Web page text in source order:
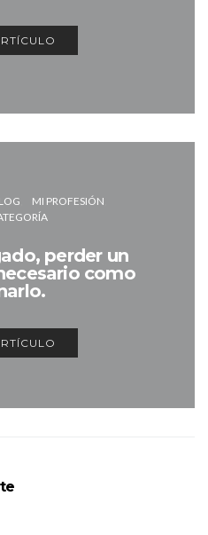
MI PROFESIÓN
perder un
como